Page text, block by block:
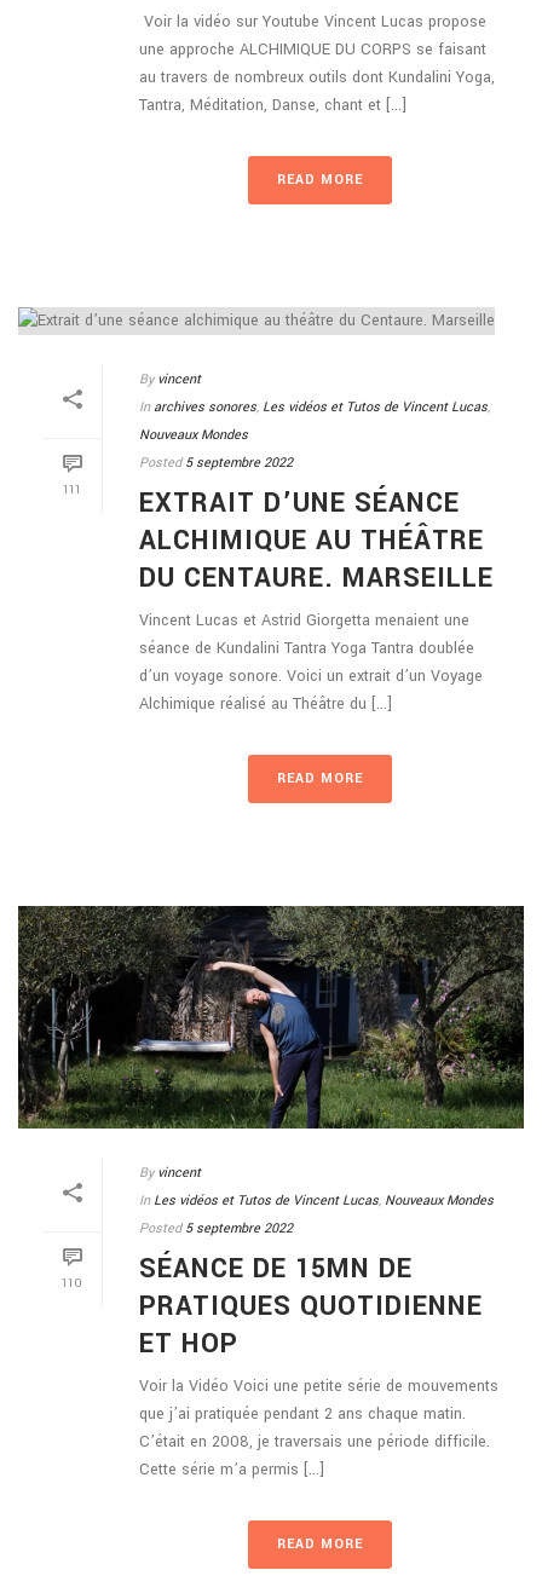
Voir la vidéo sur Youtube Vincent Lucas propose
une approche ALCHIMIQUE DU CORPS se faisant
au travers de nombreux outils dont Kundalini Yoga,
Tantra, Méditation, Danse, chant et [...]
READ MORE
111
By vincent
In archives sonores, Les vidéos et Tutos de Vincent Lucas,
Nouveaux Mondes
Posted 5 septembre 2022
EXTRAIT D’UNE SÉANCE
ALCHIMIQUE AU THÉÂTRE
DU CENTAURE. MARSEILLE
Vincent Lucas et Astrid Giorgetta menaient une
séance de Kundalini Tantra Yoga Tantra doublée
d’un voyage sonore. Voici un extrait d’un Voyage
Alchimique réalisé au Théâtre du [...]
READ MORE
110
By vincent
In Les vidéos et Tutos de Vincent Lucas, Nouveaux Mondes
Posted 5 septembre 2022
SÉANCE DE 15MN DE
PRATIQUES QUOTIDIENNE
ET HOP
Voir la Vidéo Voici une petite série de mouvements
que j’ai pratiquée pendant 2 ans chaque matin.
C’était en 2008, je traversais une période difficile.
Cette série m’a permis [...]
READ MORE